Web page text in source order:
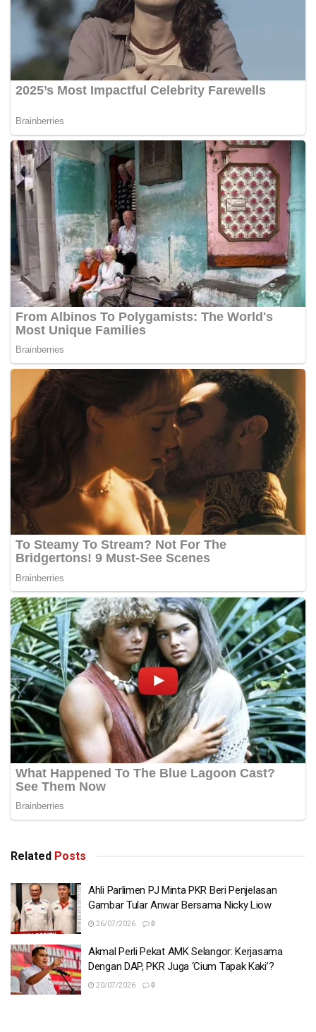
mengadakan perhimpunan. – MYNEWSHUB.CC
Tags: AMK kes mahkamah
Related Posts
Ahli Parlimen PJ Minta PKR Beri Penjelasan
Gambar Tular Anwar Bersama Nicky Liow
26/07/2026 0
Akmal Perli Pekat AMK Selangor: Kerjasama
Dengan DAP, PKR Juga ‘Cium Tapak Kaki’?
20/07/2026 0